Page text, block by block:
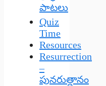
పాటలు
Quiz
Time
Resources
Resurrection
–
పునరుత్దానం